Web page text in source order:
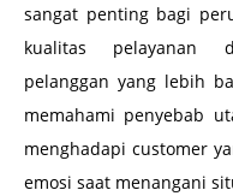
sangat penting bagi
kualitas pelayanan
pelanggan yang lebih
memahami penyebab
menghadapi customer
emosi saat menangani